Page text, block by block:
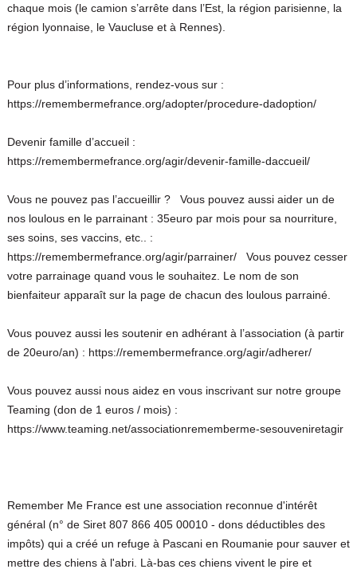
chaque mois (le camion s’arrête dans l’Est, la région parisienne, la
région lyonnaise, le Vaucluse et à Rennes).
Pour plus d’informations, rendez-vous sur :
https://remembermefrance.org/adopter/procedure-dadoption/
Devenir famille d’accueil :
https://remembermefrance.org/agir/devenir-famille-daccueil/
Vous ne pouvez pas l’accueillir ? Vous pouvez aussi aider un de
nos loulous en le parrainant : 35euro par mois pour sa nourriture,
ses soins, ses vaccins, etc.. :
https://remembermefrance.org/agir/parrainer/ Vous pouvez cesser
votre parrainage quand vous le souhaitez. Le nom de son
bienfaiteur apparaît sur la page de chacun des loulous parrainé.
Vous pouvez aussi les soutenir en adhérant à l’association (à partir
de 20euro/an) : https://remembermefrance.org/agir/adherer/
Vous pouvez aussi nous aidez en vous inscrivant sur notre groupe
Teaming (don de 1 euros / mois) :
https://www.teaming.net/associationrememberme-sesouveniretagir
Remember Me France est une association reconnue d'intérêt
général (n° de Siret 807 866 405 00010 - dons déductibles des
impôts) qui a créé un refuge à Pascani en Roumanie pour sauver et
mettre des chiens à l'abri. Là-bas ces chiens vivent le pire et